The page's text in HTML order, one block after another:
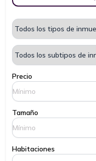
Precio
Tamaño
Habitaciones